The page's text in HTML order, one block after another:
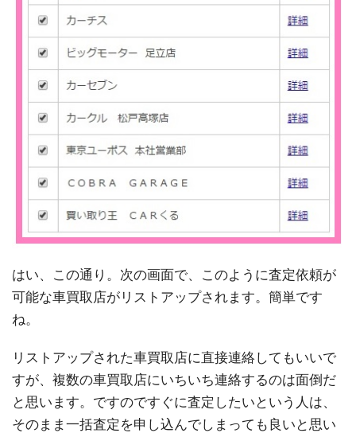
はい、この通り。次の画面で、このように査定依頼が
可能な車買取店がリストアップされます。簡単です
ね。
リストアップされた車買取店に直接連絡してもいいで
すが、複数の車買取店にいちいち連絡するのは面倒だ
と思います。ですのですぐに査定したいという人は、
そのまま一括査定を申し込んでしまっても良いと思い